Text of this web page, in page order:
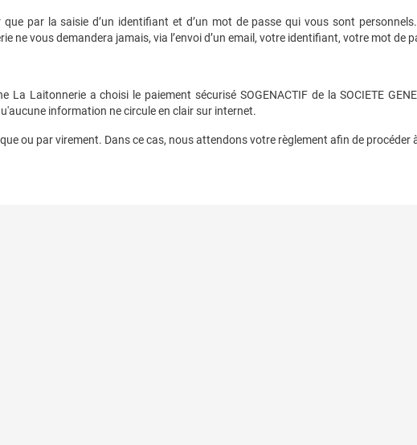
par la saisie d’un identifiant et d’un mot de passe qui vous sont
ne vous demandera jamais, via l’envoi d’un email, votre identifiant, votre mot de
La Laitonnerie a choisi le paiement sécurisé SOGENACTIF de la SOCIETE
information ne circule en clair sur internet.
ou par virement. Dans ce cas, nous attendons votre règlement afin de procéder